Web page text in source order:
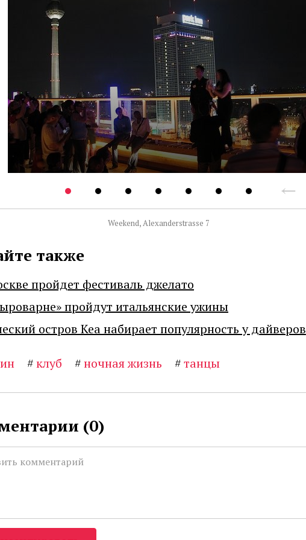
Weekend, Alexanderstrasse 7
также
пройдет фестиваль джелато
пройдут итальянские ужины
остров Кеа набирает популярность у дайверов
#клуб #ночная жизнь #танцы
(0)